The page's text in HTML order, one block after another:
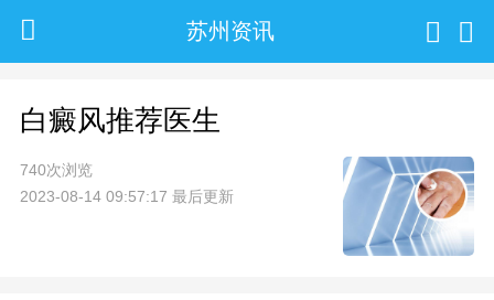
苏州资讯
白癜风推荐医生
740次浏览
2023-08-14 09:57:17 最后更新